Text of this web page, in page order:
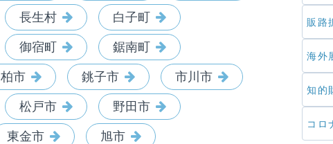
長生村 白子町
御宿町 鋸南町
柏市 銚子市 市川市
松戸市 野田市
東金市 旭市
販路
海外
知的
コロ